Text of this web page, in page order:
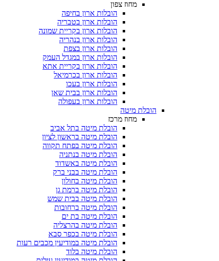
הובלות ארון בחיפה
הובלות ארון בטבריה
הובלות ארון בקריית שמונה
הובלות ארון בנהריה
הובלות ארון בצפת
הובלות ארון במגדל העמק
הובלות ארון בקריית אתא
הובלות ארון בכרמיאל
הובלות ארון בבית שאן
הובלות ארון בעפולה
הובלת מיטה בתל אביב
הובלת מיטה בראשון לציון
הובלת מיטה בפתח תקווה
הובלת מיטה בנתניה
הובלת מיטה באשדוד
הובלת מיטה בבני ברק
הובלת מיטה בחולון
הובלת מיטה ברמת גן
הובלת מיטה בבית שמש
הובלת מיטה ברחובות
הובלת מיטה בת ים
הובלת מיטה בהרצליה
הובלת מיטה בכפר סבא
הובלת מיטה במודיעין מכבים רעות